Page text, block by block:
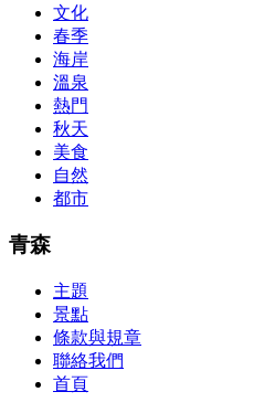
文化
春季
海岸
溫泉
熱門
秋天
美食
自然
都市
青森
主題
景點
條款與規章
聯絡我們
首頁